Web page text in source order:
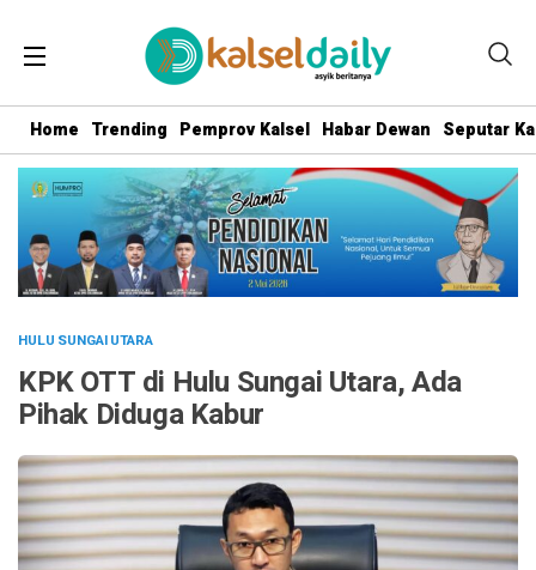
Home Trending Pemprov Kalsel Habar Dewan Seputar
HULU SUNGAI UTARA
KPK OTT di Hulu Sungai Utara, Ada
Pihak Diduga Kabur